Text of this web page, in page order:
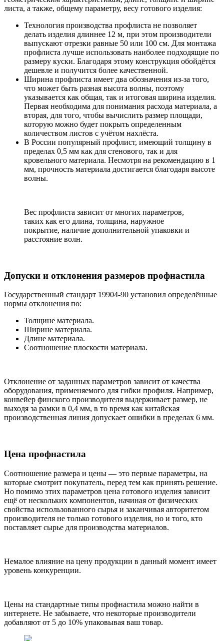
листа, а также, общему параметру, весу готового изделия:
Технология производства профлиста не позволяет
делать изделия длиннее 12 м, при этом производители
выпускают отрезки равные 50 или 100 см. Для монтажа
профлиста лучше использовать наиболее подходящие по
размеру куски. Благодаря этому конструкция обойдётся
дешевле и получится более качественной.
Ширина профлиста имеет два обозначения из-за того,
что может быть разная высота волны, поэтому
указывается как общая, так и итоговая ширина изделия.
Первая необходима для понимания расхода материала, а
вторая, для того, чтобы вычислить размер площади,
которую можно будет покрыть определенным
количеством листов с учётом нахлёста.
В России популярный профлист, имеющий толщину в
пределах 0,5 мм как для стенового, так и для
кровельного материала. Несмотря на рекомендацию в 1
мм, прочность материала достигается благодаря высоте
волны.
Вес профлиста зависит от многих параметров,
таких как его длина, толщина, наружное
покрытие, наличие дополнительной упаковки и
расстояние волн.
Допуски и отклонения размеров профнастила
Государственный стандарт 19904-90 установил определённые
нормы отклонения по:
Толщине материала.
Ширине материала.
Длине материала.
Соотношение плоскости материала.
Отклонение от заданных параметров зависит от качества
оборудования, применяемого для гибки профиля. Например,
конвейер финского производителя выдерживает размер, не
выходя за рамки в 0,4 мм, в то время как китайская
производственная линия допускает ошибки в пределах 6 мм.
Цена профнастила
Соотношение размера и цены — это первые параметры, на
которые смотрит покупатель, перед тем как принять решение.
Но помимо этих параметров цена готового изделия зависит
ещё от нескольких компонентов, начиная от физических
свойства использованного сырья и заканчивая авторитетом
производителя не только готового изделия, но и того, кто
поставляет сырье для производства материалов.
Немалое влияние на цену продукции в данный момент имеет
уровень конкуренции.
Цены на стандартные типы профнастила можно найти в
интернете. Не забываете, что некоторые производители
добавляют от 5 до 10% упаковывая ваш товар.